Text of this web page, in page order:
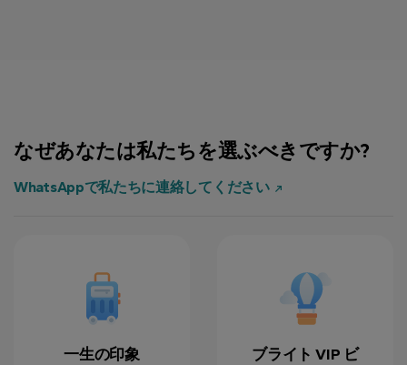
なぜあなたは私たちを選ぶべきですか?
WhatsAppで私たちに連絡してください
一生の印象
ブライト VIP ビ